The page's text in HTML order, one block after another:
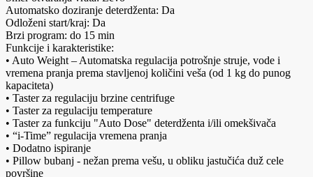
Automatsko doziranje deterdženta: Da
Odloženi start/kraj: Da
Brzi program: do 15 min
Funkcije i karakteristike:
• Auto Weight – Automatska regulacija potrošnje struje, vode i
vremena pranja prema stavljenoj količini veša (od 1 kg do punog
kapaciteta)
• Taster za regulaciju brzine centrifuge
• Taster za regulaciju temperature
• Taster za funkciju "Auto Dose" deterdženta i/ili omekšivača
• “i-Time” regulacija vremena pranja
• Dodatno ispiranje
• Pillow bubanj - nežan prema vešu, u obliku jastučića duž cele
površine